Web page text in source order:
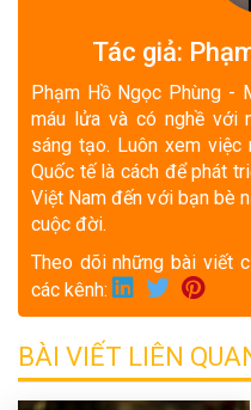
Tác giả:
Phạm Hồ Ngọc Phùng -
máu lửa và có nghề với
sáng tạo. Luôn xem
Quốc tế là cách để phát
Việt Nam đến với bạn bè
cuộc đời.
Theo dõi những bài viết
các kênh:
BÀI VIẾT LIÊN